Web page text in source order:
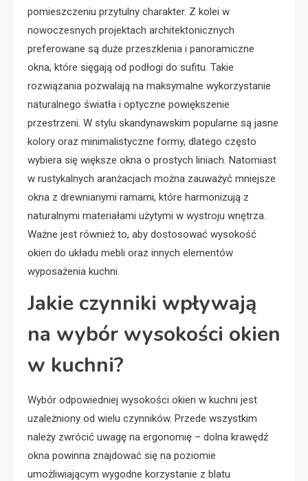
pomieszczeniu przytulny charakter. Z kolei w
nowoczesnych projektach architektonicznych
preferowane są duże przeszklenia i panoramiczne
okna, które sięgają od podłogi do sufitu. Takie
rozwiązania pozwalają na maksymalne wykorzystanie
naturalnego światła i optyczne powiększenie
przestrzeni. W stylu skandynawskim popularne są jasne
kolory oraz minimalistyczne formy, dlatego często
wybiera się większe okna o prostych liniach. Natomiast
w rustykalnych aranżacjach można zauważyć mniejsze
okna z drewnianymi ramami, które harmonizują z
naturalnymi materiałami użytymi w wystroju wnętrza.
Ważne jest również to, aby dostosować wysokość
okien do układu mebli oraz innych elementów
wyposażenia kuchni.
Jakie czynniki wpływają
na wybór wysokości okien
w kuchni?
Wybór odpowiedniej wysokości okien w kuchni jest
uzależniony od wielu czynników. Przede wszystkim
należy zwrócić uwagę na ergonomię – dolna krawędź
okna powinna znajdować się na poziomie
umożliwiającym wygodne korzystanie z blatu